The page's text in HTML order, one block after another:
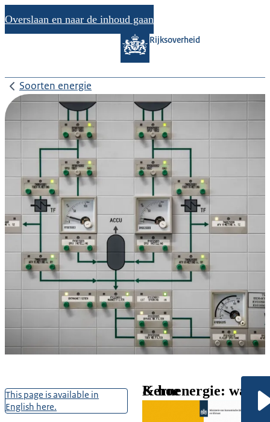
Overslaan en naar de inhoud gaan
Rijksoverheid
Soorten energie
energiesysteem van de
toekomst. Kernenergie
This page is available in
English here.
Kernenergie: wat & hoe